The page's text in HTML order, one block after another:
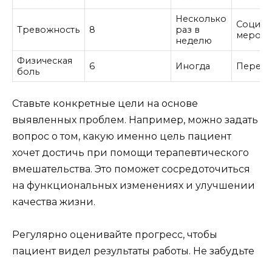
Тревожность 8
Несколько
раз в
неделю
Физическая
боль
6 Иногда
Ставьте конкретные цели на основе
выявленных проблем. Например, можно задать
вопрос о том, какую именно цель пациент
хочет достичь при помощи терапевтического
вмешательства. Это поможет сосредоточиться
на функциональных изменениях и улучшении
качества жизни.
Регулярно оценивайте прогресс, чтобы
пациент видел результаты работы. Не забудьте